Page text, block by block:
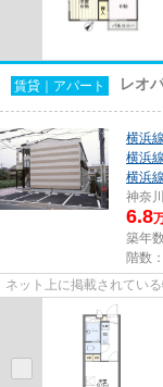
賃貸｜アパート レオ
横浜線
横浜線
横浜線
神奈
6.8
築年
階数
ネット上に掲載されてい